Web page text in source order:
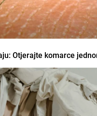
Otjerajte komarce